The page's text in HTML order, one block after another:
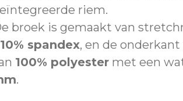
riem.
broek is gemaakt van
spandex, en de
100% polyester met een
.